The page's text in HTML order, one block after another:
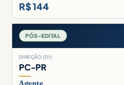
R$ 144
PÓS-EDITAL
DIREÇÃO (DI)
PC-PR
Agente